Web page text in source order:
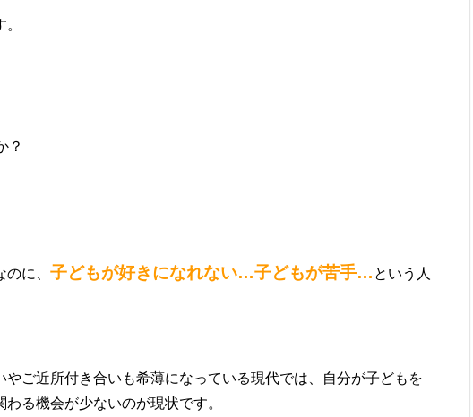
？
に、 子どもが好きになれない…子どもが苦手… という人
やご近所付き合いも希薄になっている現代では、自分が子どもを
る機会が少ないのが現状です。